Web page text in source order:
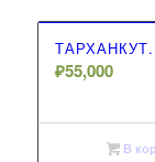
₽55,000
В